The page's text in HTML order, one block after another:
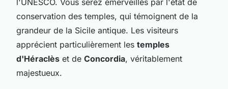
conservation des temples, qui témoignent de la
grandeur de la Sicile antique. Les visiteurs
apprécient particulièrement les temples
d'Héraclès et de Concordia, véritablement
majestueux.